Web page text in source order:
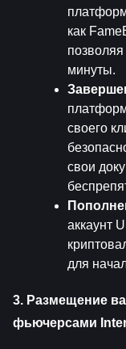
как
минуты.
своего
свои
аккаунт
для
3. Размещение
фьючерсами